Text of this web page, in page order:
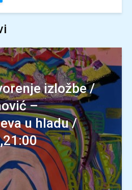
izložbe /
–
u hladu /